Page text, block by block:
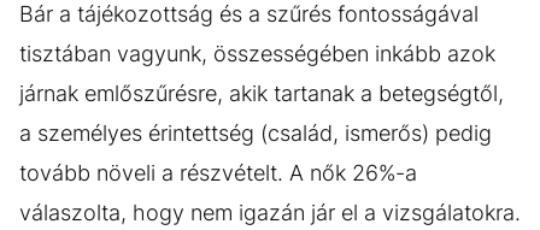
Bár a tájékozottság és a szűrés fontosságával
tisztában vagyunk, összességében inkább azok
járnak emlőszűrésre, akik tartanak a betegségtől,
a személyes érintettség (család, ismerős) pedig
tovább növeli a részvételt. A nők 26%-a
válaszolta, hogy nem igazán jár el a vizsgálatokra.